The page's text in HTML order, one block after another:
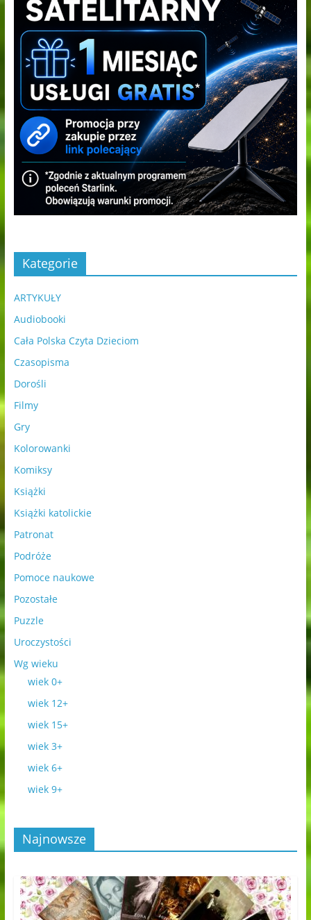
Kategorie
ARTYKUŁY
Audiobooki
Cała Polska Czyta Dzieciom
Czasopisma
Dorośli
Filmy
Gry
Kolorowanki
Komiksy
Książki
Książki katolickie
Patronat
Podróże
Pomoce naukowe
Pozostałe
Puzzle
Uroczystości
Wg wieku
wiek 0+
wiek 12+
wiek 15+
wiek 3+
wiek 6+
wiek 9+
Najnowsze